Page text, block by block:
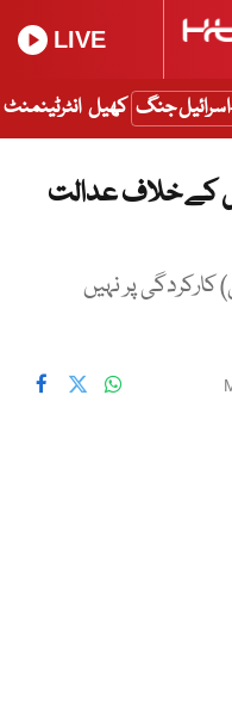
LIVE
اسرائیل جنگ کھیل انٹرٹینمنٹ
کے خلاف عدالت
پر نہیں